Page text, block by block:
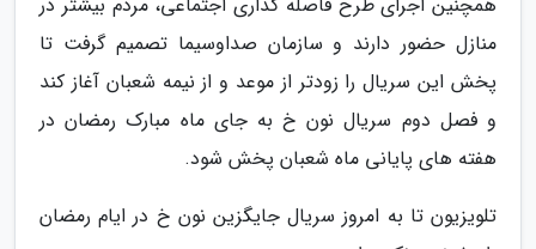
منازل حضور دارند و سازمان صداوسیما تصمیم گرفت تا
پخش این سریال را زودتر از موعد و از نیمه شعبان آغاز کند
و فصل دوم سریال نون خ به جای ماه مبارک رمضان در
هفته های پایانی ماه شعبان پخش شود.
تلویزیون تا به امروز سریال جایگزین نون خ در ایام رمضان